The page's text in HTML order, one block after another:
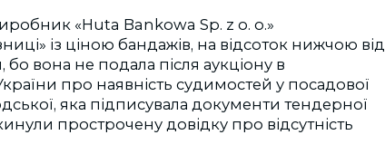
«Huta Bankowa Sp. z o. o.»
із ціною бандажів, на відсоток нижчою від
бо вона не подала після аукціону в
про наявність судимостей у посадової
яка підписувала документи тендерної
прострочену довідку про відсутність